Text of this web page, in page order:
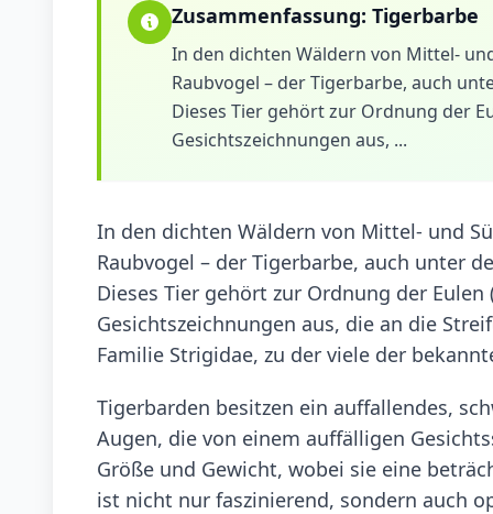
Zusammenfassung: Tigerbarbe
In den dichten Wäldern von Mittel-
Raubvogel – der Tigerbarbe, auch
Dieses Tier gehört zur Ordnung der
Gesichtszeichnungen aus, ...
In den dichten Wäldern von Mittel- und
Raubvogel – der Tigerbarbe, auch unter
Dieses Tier gehört zur Ordnung der
Gesichtszeichnungen aus, die an die
Familie Strigidae, zu der viele der
Tigerbarden besitzen ein auffallendes,
Augen, die von einem auffälligen
Größe und Gewicht, wobei sie eine
ist nicht nur faszinierend, sondern auch